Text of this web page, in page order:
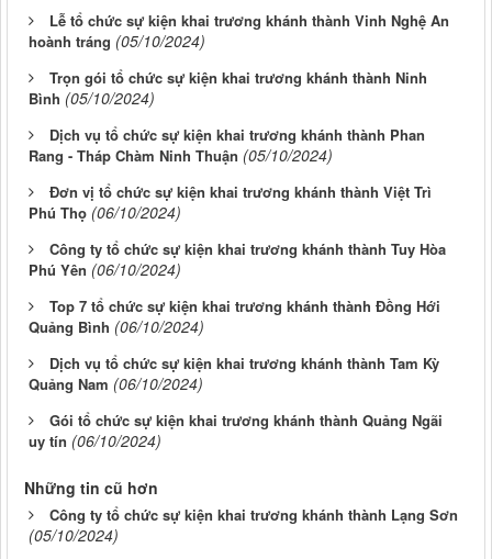
Lễ tổ chức sự kiện khai trương khánh thành Vinh Nghệ An
hoành tráng (05/10/2024)
Trọn gói tổ chức sự kiện khai trương khánh thành Ninh
Bình (05/10/2024)
Dịch vụ tổ chức sự kiện khai trương khánh thành Phan
Rang - Tháp Chàm Ninh Thuận (05/10/2024)
Đơn vị tổ chức sự kiện khai trương khánh thành Việt Trì
Phú Thọ (06/10/2024)
Công ty tổ chức sự kiện khai trương khánh thành Tuy Hòa
Phú Yên (06/10/2024)
Top 7 tổ chức sự kiện khai trương khánh thành Đồng Hới
Quảng Bình (06/10/2024)
Dịch vụ tổ chức sự kiện khai trương khánh thành Tam Kỳ
Quảng Nam (06/10/2024)
Gói tổ chức sự kiện khai trương khánh thành Quảng Ngãi
uy tín (06/10/2024)
Những tin cũ hơn
Công ty tổ chức sự kiện khai trương khánh thành Lạng Sơn
(05/10/2024)